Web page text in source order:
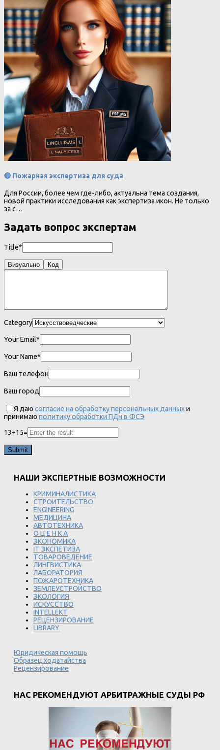
🔴 Пожарная экспертиза для суда
Для России, более чем где-либо, актуальна тема создания,
новой практики исследования как экспертиза икон. Не только
за с…
Задать вопрос экспертам
Title*
Визуально Код
Category
Your Email*
Your Name*
Ваш телефон
Ваш город
Я даю согласие на обработку персональных данныхи
принимаю политику обработки ПДн в ФСЭ
13+15=
НАШИ ЭКСПЕРТНЫЕ ВОЗМОЖНОСТИ
КРИМИНАЛИСТИКА
СТРОИТЕЛЬСТВО
ENGINEERING
МЕДИЦИНА
АВТОТЕХНИКА
О Ц Е Н К А
ЭКОНОМИКА
IT ЭКСПЕТИЗА
ТОВАРОВЕДЕНИЕ
ЛИНГВИСТИКА
ЛАБОРАТОРИЯ
ПОЖАРОТЕХНИКА
ЗЕМЛЕУСТРОЙСТВО
ЭКОЛОГИЯ
ИСКУССТВО
INTELLEKT
РЕЦЕНЗИРОВАНИЕ
LIBRARY
Юридическая помощь
Образец ходатайства
Рецензирование
НАС РЕКОМЕНДУЮТ АРБИТРАЖНЫЕ СУДЫ РФ